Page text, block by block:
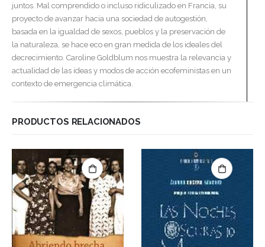
juntos. Mal comprendido o incluso ridiculizado en Francia, su
proyecto de avanzar hacia una sociedad de autogestión,
basada en la igualdad de sexos, pueblos y la preservación de
la naturaleza, se hace eco en gran medida de los ideales del
decrecimiento. Caroline Goldblum nos muestra la relevancia y
actualidad de las ideas y modos de acción ecofeministas en un
contexto de emergencia climática.
PRODUCTOS RELACIONADOS